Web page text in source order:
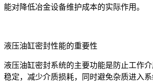
能对降低冶金设备维护成本的实际作用。
液压油缸密封性能的重要性
液压油缸密封系统的主要功能是防止工作
稳定，减少介质损耗，同时避免杂质进入系